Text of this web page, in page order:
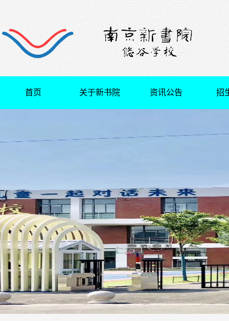
首页 关于新书院 资讯公告 招